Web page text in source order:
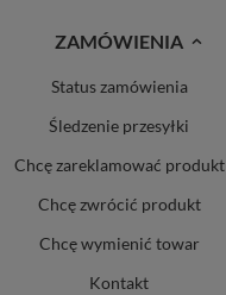
ZAMÓWIENIA
Status zamówienia
Śledzenie przesyłki
Chcę zareklamować produkt
Chcę zwrócić produkt
Chcę wymienić towar
Kontakt